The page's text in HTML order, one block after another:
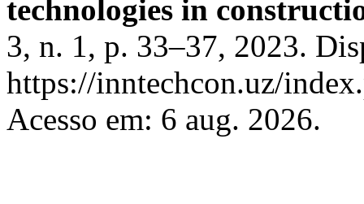
technologies in
3, n. 1, p. 33–37, 2023.
https://inntechcon.uz/
Acesso em: 6 aug. 2026.